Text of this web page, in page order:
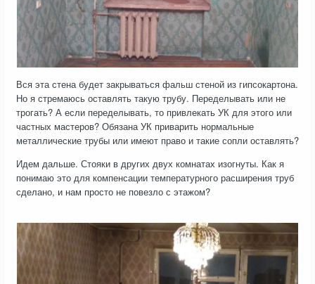
Вся эта стена будет закрываться фальш стеной из гипсокартона.
Но я стремаюсь оставлять такую трубу. Переделывать или не
трогать? А если переделывать, то привлекать УК для этого или
частных мастеров? Обязана УК приварить нормальные
металлические трубы или имеют право и такие сопли оставлять?
Идем дальше. Стояки в других двух комнатах изогнуты. Как я
понимаю это для компенсации температурного расширения труб
сделано, и нам просто не повезло с этажом?